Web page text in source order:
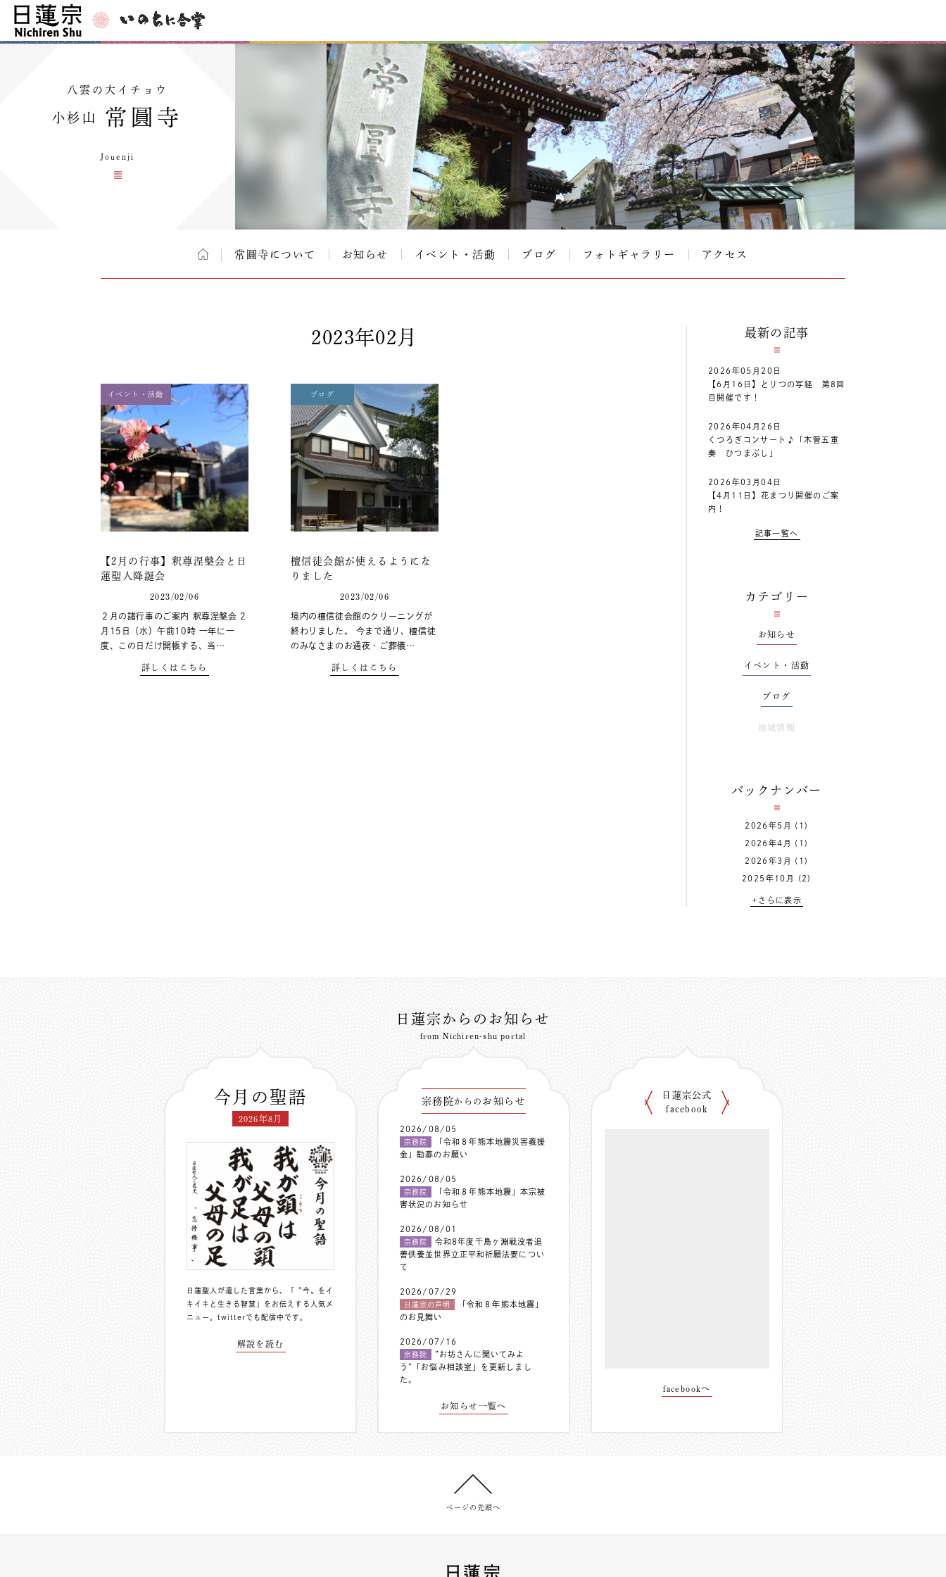
八雲の大イチョウ
小杉山 常圓寺
Jouenji
常圓寺について お知らせ イベント・活動 ブログ フォトギャラリー アクセス
2023年02月
イベント・活動
【2月の行事】釈尊涅槃会と日
蓮聖人降誕会
2023/02/06
２月の諸行事のご案内 釈尊涅槃会 2
月15日（水）午前10時 一年に一
度、この日だけ開帳する、当…
詳しくはこちら
ブログ
檀信徒会館が使えるようにな
りました
2023/02/06
境内の檀信徒会館のクリーニングが
終わりました。 今まで通り、檀信徒
のみなさまのお通夜・ご葬儀…
詳しくはこちら
最新の記事
2026年05月20日
【6月16日】とりつの写経 第8回
目開催です！
2026年04月26日
くつろぎコンサート♪「木管五重
奏 ひつまぶし」
2026年03月04日
【4月11日】花まつり開催のご案
内！
記事一覧へ
カテゴリー
お知らせ
イベント・活動
ブログ
地域情報
バックナンバー
2026年5月 (1)
2026年4月 (1)
2026年3月 (1)
2025年10月 (2)
+さらに表示
日蓮宗からのお知らせ
from Nichiren-shu portal
今月の聖語
2026年8月
日蓮聖人が遺した言葉から、「〝今〟をイ
キイキと生きる智慧」をお伝えする人気メ
ニュー。 twitterでも配信中 です。
解説を読む
宗務院からの お知らせ
2026/08/05
宗務院
「令和８年熊本地震災害義援
金」勧募のお願い
2026/08/05
宗務院
「令和８年熊本地震」本宗被
害状況のお知らせ
2026/08/01
宗務院
令和8年度千鳥ヶ淵戦没者追
善供養並世界立正平和祈願法要につい
て
2026/07/29
日蓮宗の声明
「令和８年熊本地震」
のお見舞い
2026/07/16
宗務院
”お坊さんに聞いてみよ
う”「お悩み相談室」を更新しまし
た。
お知らせ一覧へ
日蓮宗公式
facebook
facebookへ
ページの先頭へ